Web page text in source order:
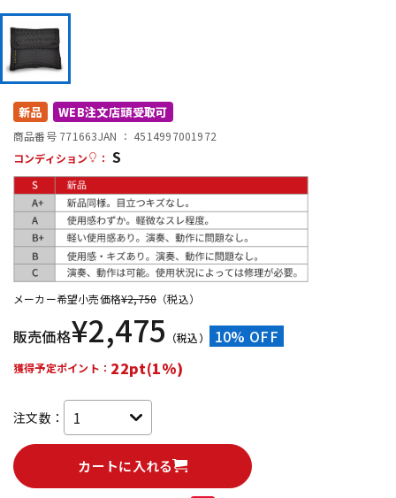
配信/ライブ機器
中古 ヴィンテージ
新品 WEB注文店頭受取可
商品番号 771663JAN ： 4514997001972
コンディション
： S
メーカー希望小売価格¥2,750 （税込）
販売価格¥2,475 （税込） 10% OFF
獲得予定ポイント： 22pt(1%)
注文数：
カートに入れる